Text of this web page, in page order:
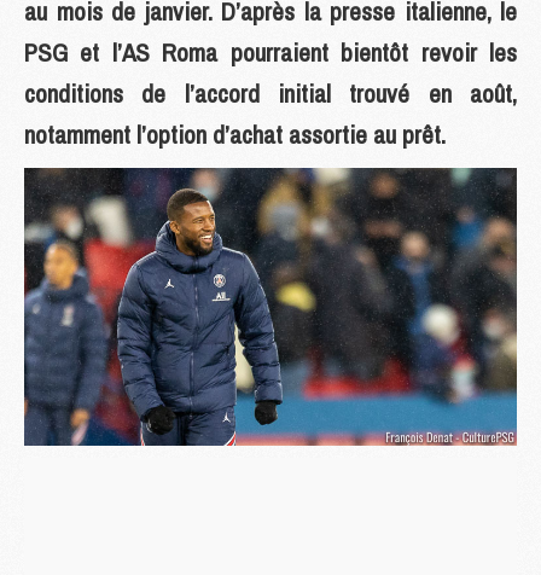
au mois de janvier. D’après la presse italienne, le
PSG et l’AS Roma pourraient bientôt revoir les
conditions de l’accord initial trouvé en août,
notamment l’option d’achat assortie au prêt.